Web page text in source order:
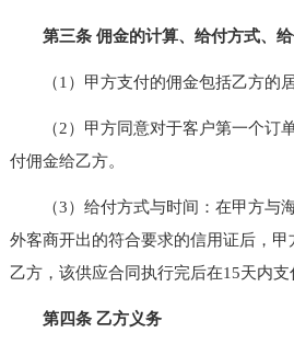
第三条 佣金的计算、给付方式、
（1）甲方支付的佣金包括乙方的居
（2）甲方同意对于客户第一个订单
付佣金给乙方。
（3）给付方式与时间：在甲方与
外客商开出的符合要求的信用证后，
乙方，该供应合同执行完后在15天内支
第四条 乙方义务